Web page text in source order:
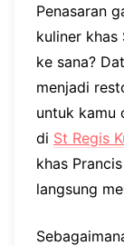
Penasaran
kuliner khas
ke sana?
menjadi
untuk kamu
di St Regis
khas
langsung